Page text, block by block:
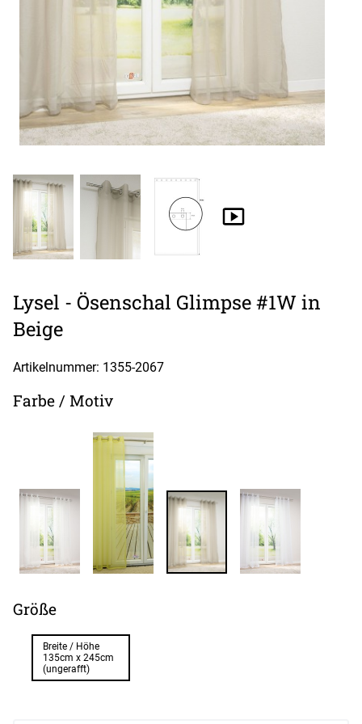
Lysel - Ösenschal Glimpse #1W in
Beige
Artikelnummer: 1355-2067
Farbe / Motiv
Größe
Breite / Höhe
135cm x 245cm
(ungerafft)